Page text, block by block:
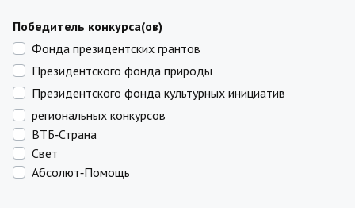
Победитель конкурса(ов)
Фонда президентских грантов
Президентского фонда природы
Президентского фонда культурных инициатив
региональных конкурсов
ВТБ‑Страна
Свет
Абсолют‑Помощь